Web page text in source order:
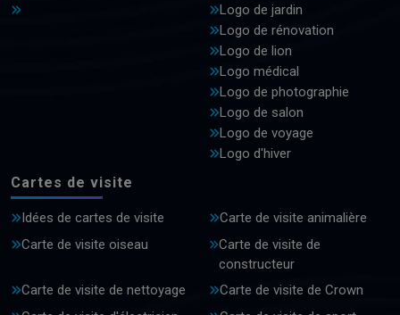
Logo de jardin
Logo de rénovation
Logo de lion
Logo médical
Logo de photographie
Logo de salon
Logo de voyage
Logo d'hiver
Cartes de visite
Idées de cartes de visite
Carte de visite animalière
Carte de visite oiseau
Carte de visite de
constructeur
Carte de visite de nettoyage
Carte de visite de Crown